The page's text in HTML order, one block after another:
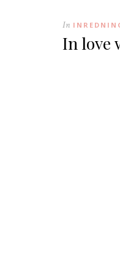
In
In love